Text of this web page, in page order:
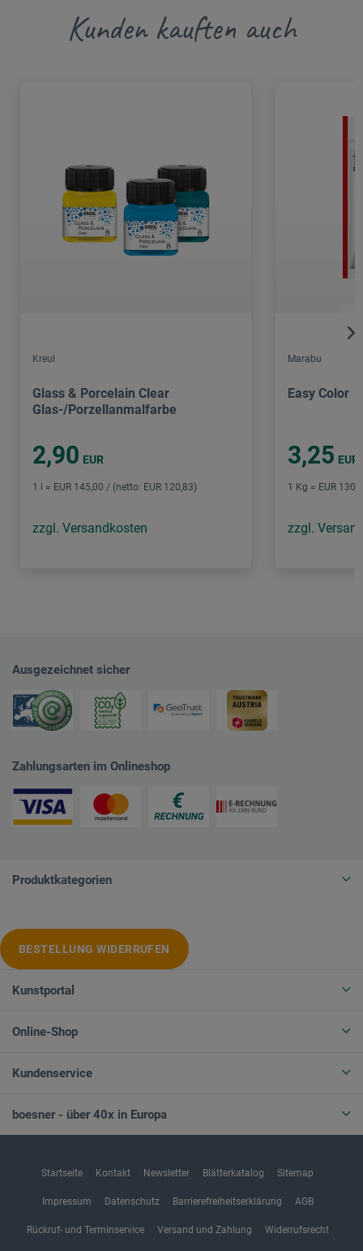
Kunden kauften auch
Kreul
Glass & Porcelain Clear
Glas-/Porzellanmalfarbe
2,90 EUR
1 l = EUR 145,00 / (netto: EUR 120,83)
zzgl. Versandkosten
Marabu
Easy Color
3,25 EUR
1 Kg = EUR
zzgl.
Ausgezeichnet sicher
Zahlungsarten im Onlineshop
Produktkategorien
BESTELLUNG WIDERRUFEN
Kunstportal
Online-Shop
Kundenservice
boesner - über 40x in Europa
Startseite Kontakt Newsletter Blätterkatalog Sitemap
Impressum Datenschutz Barrierefreiheitserklärung AGB
Rückruf- und Terminservice Versand und Zahlung Widerrufsrecht